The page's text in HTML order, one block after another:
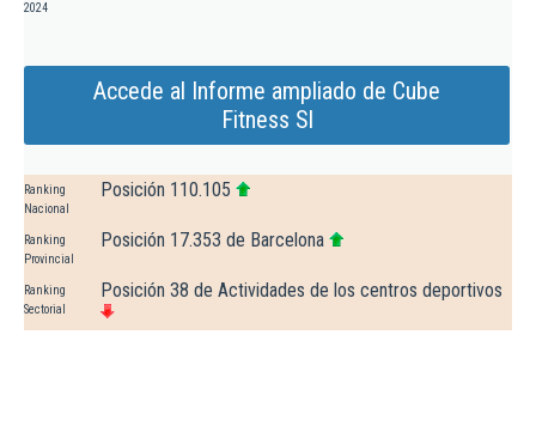
2024
Accede al Informe ampliado de Cube
Fitness Sl
Ranking
Nacional
Posición 110.105
Ranking
Provincial
Posición 17.353 de Barcelona
Ranking
Sectorial
Posición 38 de Actividades de los centros deportivos